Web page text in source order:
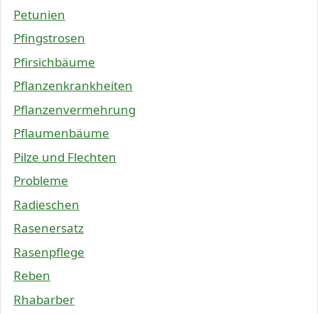
Petunien
Pfingstrosen
Pfirsichbäume
Pflanzenkrankheiten
Pflanzenvermehrung
Pflaumenbäume
Pilze und Flechten
Probleme
Radieschen
Rasenersatz
Rasenpflege
Reben
Rhabarber